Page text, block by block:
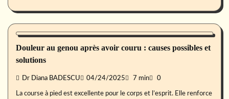
Forme
Douleur au genou après avoir couru : causes possibles et
solutions
Dr Diana BADESCU 04/24/2025 7 min 0
La course à pied est excellente pour le corps et l’esprit. Elle renforce